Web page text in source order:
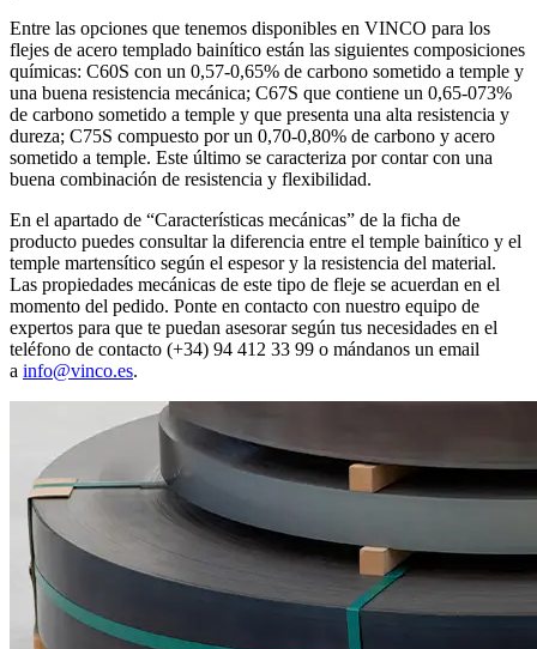
Entre las opciones que tenemos disponibles en VINCO para los
flejes de acero templado bainítico están las siguientes composiciones
químicas: C60S con un 0,57-0,65% de carbono sometido a temple y
una buena resistencia mecánica; C67S que contiene un 0,65-073%
de carbono sometido a temple y que presenta una alta resistencia y
dureza; C75S compuesto por un 0,70-0,80% de carbono y acero
sometido a temple. Este último se caracteriza por contar con una
buena combinación de resistencia y flexibilidad.
En el apartado de “Características mecánicas” de la ficha de
producto puedes consultar la diferencia entre el temple bainítico y el
temple martensítico según el espesor y la resistencia del material.
Las propiedades mecánicas de este tipo de fleje se acuerdan en el
momento del pedido. Ponte en contacto con nuestro equipo de
expertos para que te puedan asesorar según tus necesidades en el
teléfono de contacto (+34) 94 412 33 99 o mándanos un email
a info@vinco.es.